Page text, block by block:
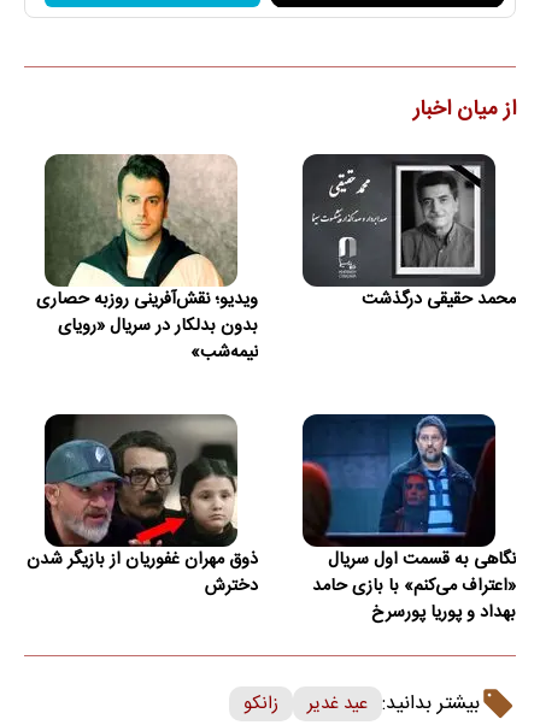
از میان اخبار
محمد حقیقی درگذشت
ویدیو؛ نقش‌آفرینی روزبه حصاری
بدون بدلکار در سریال «رویای
نیمه‌شب»
نگاهی به قسمت اول سریال
«اعتراف می‌کنم» با بازی حامد
بهداد و پوریا پورسرخ
ذوق مهران غفوریان از بازیگر شدن
دخترش
بیشتر بدانید: عید غدیر زانکو